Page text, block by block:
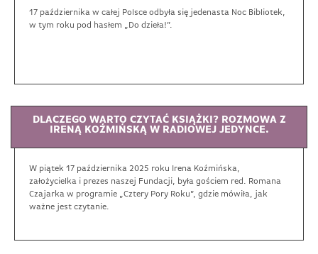
17 października w całej Polsce odbyła się jedenasta Noc Bibliotek,
w tym roku pod hasłem „Do dzieła!”.
DLACZEGO WARTO CZYTAĆ KSIĄŻKI? ROZMOWA Z
IRENĄ KOŹMIŃSKĄ W RADIOWEJ JEDYNCE.
W piątek 17 października 2025 roku Irena Koźmińska,
założycielka i prezes naszej Fundacji, była gościem red. Romana
Czajarka w programie „Cztery Pory Roku”, gdzie mówiła, jak
ważne jest czytanie.